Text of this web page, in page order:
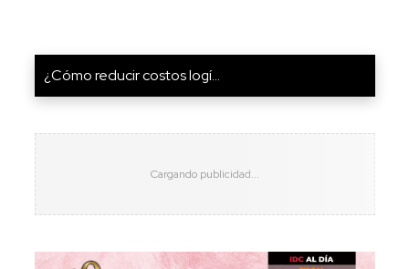
¿Cómo reducir costos logí...